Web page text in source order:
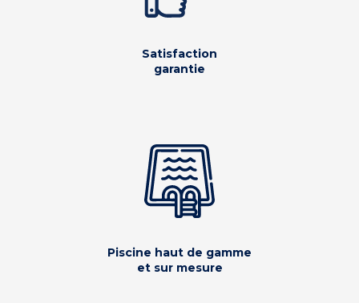
Satisfaction
garantie
Piscine haut de gamme
et sur mesure